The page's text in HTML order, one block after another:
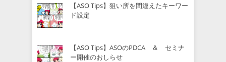
【ASO Tips】狙い所を間違えたキーワー
ド設定
【ASO Tips】ASOのPDCA ＆ セミナ
ー開催のおしらせ